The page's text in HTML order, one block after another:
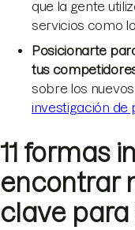
que la gente
servicios como
Posicionarte
tus
sobre los
investigación de
11 formas
encontrar
clave para